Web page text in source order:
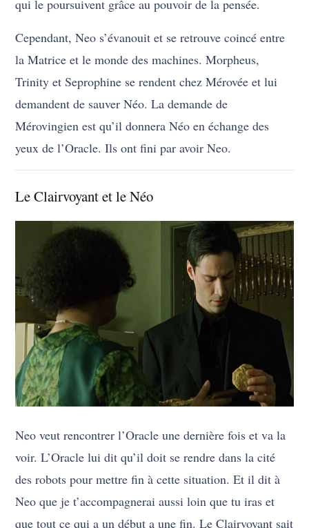
qui le poursuivent grâce au pouvoir de la pensée.
Cependant, Neo s’évanouit et se retrouve coincé entre
la Matrice et le monde des machines. Morpheus,
Trinity et Seprophine se rendent chez Mérovée et lui
demandent de sauver Néo. La demande de
Mérovingien est qu’il donnera Néo en échange des
yeux de l’Oracle. Ils ont fini par avoir Neo.
Le Clairvoyant et le Néo
Neo veut rencontrer l’Oracle une dernière fois et va la
voir. L’Oracle lui dit qu’il doit se rendre dans la cité
des robots pour mettre fin à cette situation. Et il dit à
Neo que je t’accompagnerai aussi loin que tu iras et
que tout ce qui a un début a une fin. Le Clairvoyant sait